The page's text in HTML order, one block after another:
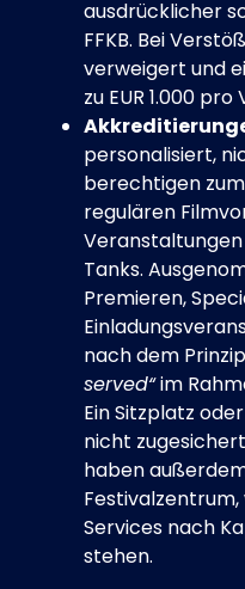
ausdrücklicher
FFKB. Bei
verweigert und
zu EUR 1.000
personalisiert,
berechtigen
regulären
Veranstaltungen
Tanks.
Premieren,
nach dem
served“im
Ein Sitzplatz
nicht
haben
Services nach
stehen.